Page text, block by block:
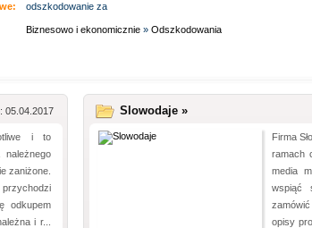
odszkodowanie za
Biznesowo i ekonomicznie » Odszkodowania
05.04.2017
i to
należnego
zaniżone.
odkupem
i r...
Slowodaje »
Firma
ramach
media
wspiąć
opisy